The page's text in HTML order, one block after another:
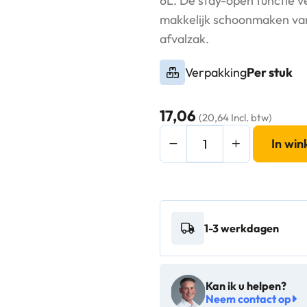
makkelijk schoonmaken
afvalzak.
VerpakkingPer stuk
17,06(20,64 Incl. btw)
Madison
mat
VB
In
1-3 werkdagen
Kan ik u helpen?
Neem contact op